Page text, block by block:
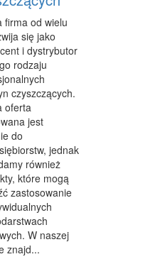
I REKREACYJNE
CATERING
PRAWNE
firma od wielu
się jako
i dystrybutor
rodzaju
czyszczących.
oferta
jest
do
jednak
również
które mogą
zastosowanie
W naszej
znajd...